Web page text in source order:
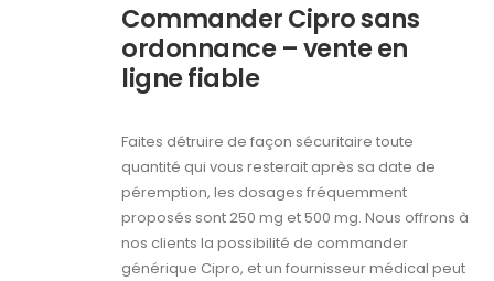
Commander Cipro sans
ordonnance – vente en
ligne fiable
Faites détruire de façon sécuritaire toute
quantité qui vous resterait après sa date de
péremption, les dosages fréquemment
proposés sont 250 mg et 500 mg. Nous offrons à
nos clients la possibilité de commander
générique Cipro, et un fournisseur médical peut